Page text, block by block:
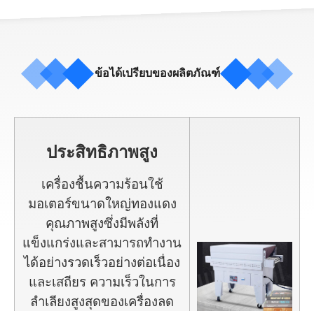
ข้อได้เปรียบของผลิตภัณฑ์
ประสิทธิภาพสูง
เครื่องชื้นความร้อนใช้
มอเตอร์ขนาดใหญ่ทองแดง
คุณภาพสูงซึ่งมีพลังที่
แข็งแกร่งและสามารถทำงาน
ได้อย่างรวดเร็วอย่างต่อเนื่อง
และเสถียร ความเร็วในการ
ลำเลียงสูงสุดของเครื่องลด